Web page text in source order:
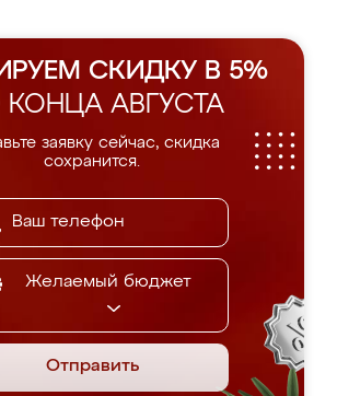
СКИДКУ В 5%
АВГУСТА
заявку сейчас, скидка
сохранится.
Желаемый бюджет
Отправить